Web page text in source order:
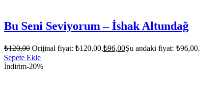
Bu Seni Seviyorum – İshak Altundağ
₺120,00 Orijinal fiyat: ₺120,00.₺96,00Şu andaki fiyat: ₺96,00.
Sepete Ekle
İndirim-20%